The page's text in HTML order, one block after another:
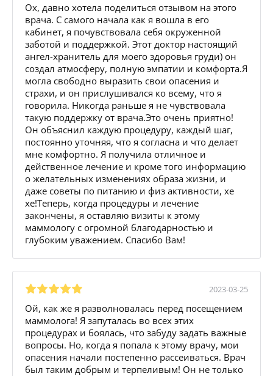
Ох, давно хотела поделиться отзывом на этого
врача. С самого начала как я вошла в его
кабинет, я почувствовала себя окруженной
заботой и поддержкой. Этот доктор настоящий
ангел-хранитель для моего здоровья груди) он
создал атмосферу, полную эмпатии и комфорта.Я
могла свободно выразить свои опасения и
страхи, и он прислушивался ко всему, что я
говорила. Никогда раньше я не чувствовала
такую поддержку от врача.Это очень приятно!
Он объяснил каждую процедуру, каждый шаг,
постоянно уточняя, что я согласна и что делает
мне комфортно. Я получила отличное и
действенное лечение и кроме того информацию
о желательных изменениях образа жизни, и
даже советы по питанию и физ активности, хе
хе!Теперь, когда процедуры и лечение
закончены, я оставляю визиты к этому
маммологу с огромной благодарностью и
глубоким уважением. Спасибо Вам!
2023-03-25
Ой, как же я разволновалась перед посещением
маммолога! Я запуталась во всех этих
процедурах и боялась, что забуду задать важные
вопросы. Но, когда я попала к этому врачу, мои
опасения начали постепенно рассеиваться. Врач
был таким добрым и терпеливым! Он не только